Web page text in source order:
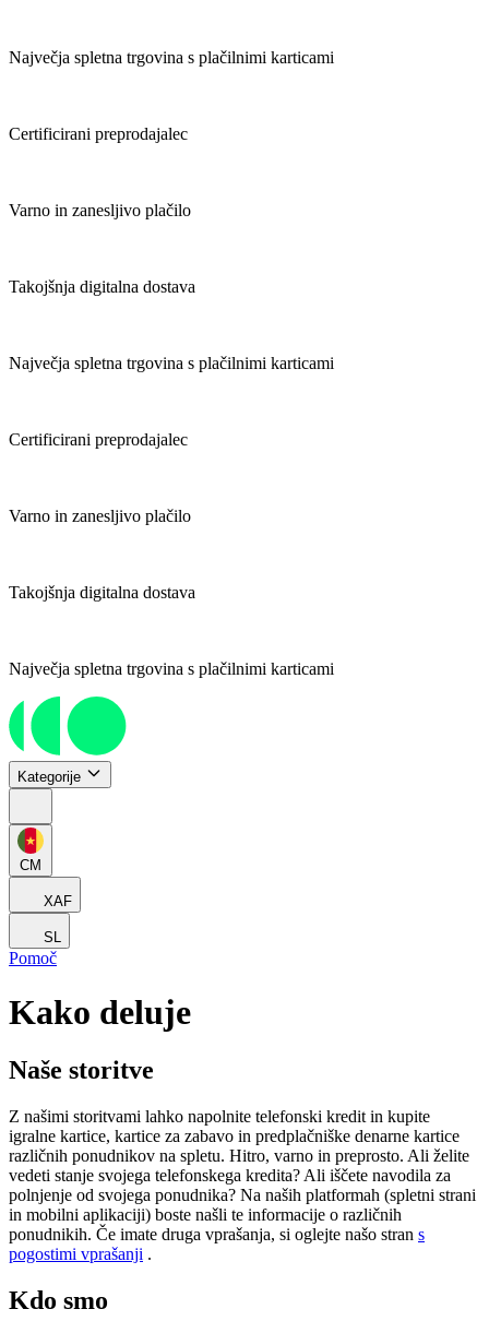
Največja spletna trgovina s plačilnimi karticami
Certificirani preprodajalec
Varno in zanesljivo plačilo
Takojšnja digitalna dostava
Največja spletna trgovina s plačilnimi karticami
Certificirani preprodajalec
Varno in zanesljivo plačilo
Takojšnja digitalna dostava
Največja spletna trgovina s plačilnimi karticami
Kategorije
CM
XAF
SL
Pomoč
Kako deluje
Naše storitve
Z našimi storitvami lahko napolnite telefonski kredit in kupite
igralne kartice, kartice za zabavo in predplačniške denarne kartice
različnih ponudnikov na spletu. Hitro, varno in preprosto. Ali želite
vedeti stanje svojega telefonskega kredita? Ali iščete navodila za
polnjenje od svojega ponudnika? Na naših platformah (spletni strani
in mobilni aplikaciji) boste našli te informacije o različnih
ponudnikih. Če imate druga vprašanja, si oglejte našo stran s
pogostimi vprašanji .
Kdo smo